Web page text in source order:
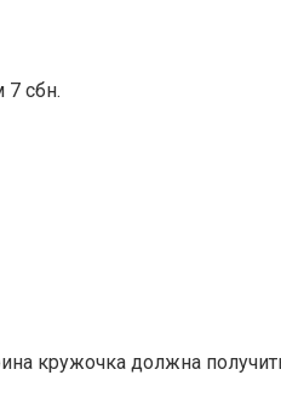
сбн.
кружочка должна